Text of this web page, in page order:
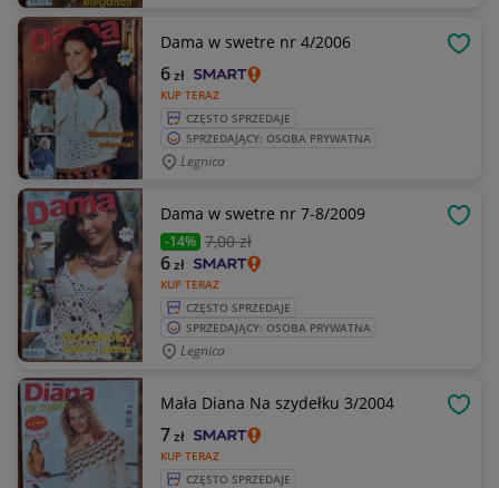
Dama w swetre nr 4/2006
KUP TERAZ
6zł
CZĘSTO SPRZEDAJE
SPRZEDAJĄCY: OSOBA PRYWATNA
Legnica
Dama w swetre nr 7-8/2009
-14% 7,00 zł
KUP TERAZ
6zł
CZĘSTO SPRZEDAJE
SPRZEDAJĄCY: OSOBA PRYWATNA
Legnica
Mała Diana Na szydełku 3/2004
KUP TERAZ
7zł
CZĘSTO SPRZEDAJE